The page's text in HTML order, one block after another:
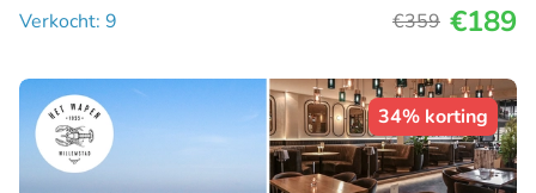
Verkocht: 9
€359 €189
34% korting